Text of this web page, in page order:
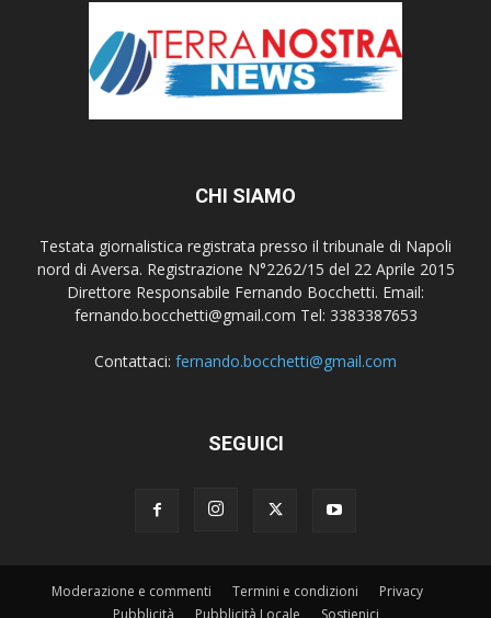
CHI SIAMO
Testata giornalistica registrata presso il tribunale di Napoli
nord di Aversa. Registrazione N°2262/15 del 22 Aprile 2015
Direttore Responsabile Fernando Bocchetti. Email:
fernando.bocchetti@gmail.com Tel: 3383387653
Contattaci: fernando.bocchetti@gmail.com
SEGUICI
Moderazione e commenti Termini e condizioni
Privacy
Pubblicità
Pubblicità Locale Sostienici